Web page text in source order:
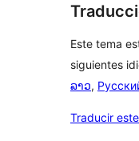
Este tema
siguientes
ລາວ,
Traducir